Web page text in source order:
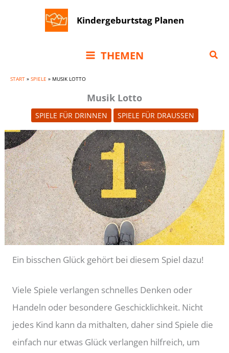
Kindergeburtstag Planen
THEMEN
START » SPIELE » MUSIK LOTTO
Musik Lotto
SPIELE FÜR DRINNEN SPIELE FÜR DRAUSSEN
Ein bisschen Glück gehört bei diesem Spiel dazu!
Viele Spiele verlangen schnelles Denken oder
Handeln oder besondere Geschicklichkeit. Nicht
jedes Kind kann da mithalten, daher sind Spiele die
einfach nur etwas Glück verlangen hilfreich, um